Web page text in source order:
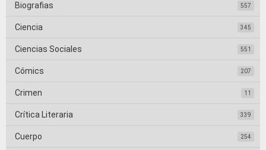
Biografias 557
Ciencia 345
Ciencias Sociales 551
Cómics 207
Crimen 11
Crítica Literaria 339
Cuerpo 254